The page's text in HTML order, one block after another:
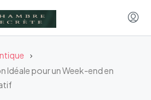
Idéale pour un Week-end en